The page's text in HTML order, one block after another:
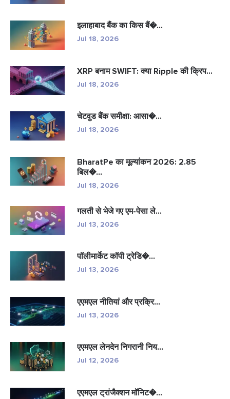
इलाहाबाद बैंक का किस बैं�...
Jul 18, 2026
XRP बनाम SWIFT: क्या Ripple की क्रिप...
Jul 18, 2026
चेटवुड बैंक समीक्षा: आसा�...
Jul 18, 2026
BharatPe का मूल्यांकन 2026: 2.85
बिल�...
Jul 18, 2026
गलती से भेजे गए एम-पेसा ले...
Jul 13, 2026
पॉलीमार्केट कॉपी ट्रेडि�...
Jul 13, 2026
एएमएल नीतियां और प्रक्रि...
Jul 13, 2026
एएमएल लेनदेन निगरानी निय...
Jul 12, 2026
एएमएल ट्रांजैक्शन मॉनिट�...